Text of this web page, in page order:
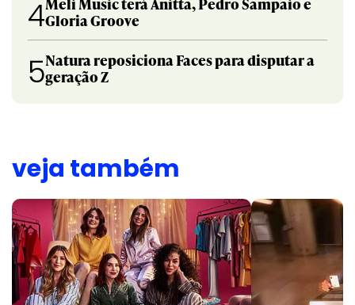
4Gloria Groove
5Natura reposiciona Faces para disputar a
geração Z
veja também